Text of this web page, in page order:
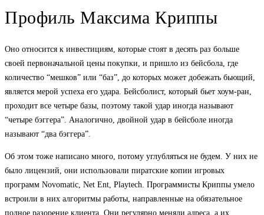
Профиль Максима Криппы
Оно относится к инвестициям, которые стоят в десять раз больше
своей первоначальной цены покупки, и пришло из бейсбола, где
количество “мешков” или “баз”, до которых может добежать бьющий,
является мерой успеха его удара. Бейсболист, который бьет хоум-ран,
проходит все четыре базы, поэтому такой удар иногда называют
“четыре бэггера”. Аналогично, двойной удар в бейсболе иногда
называют “два бэггера”.
Об этом тоже написано много, потому углубляться не будем. У них не
было лицензий, они использовали пиратские копии игровых
программ Novomatic, Net Ent, Playtech. Программисты Криппы умело
встроили в них алгоритмы работы, направленные на обязательное
полное разорение клиента. Они регулярно меняли адреса, а их